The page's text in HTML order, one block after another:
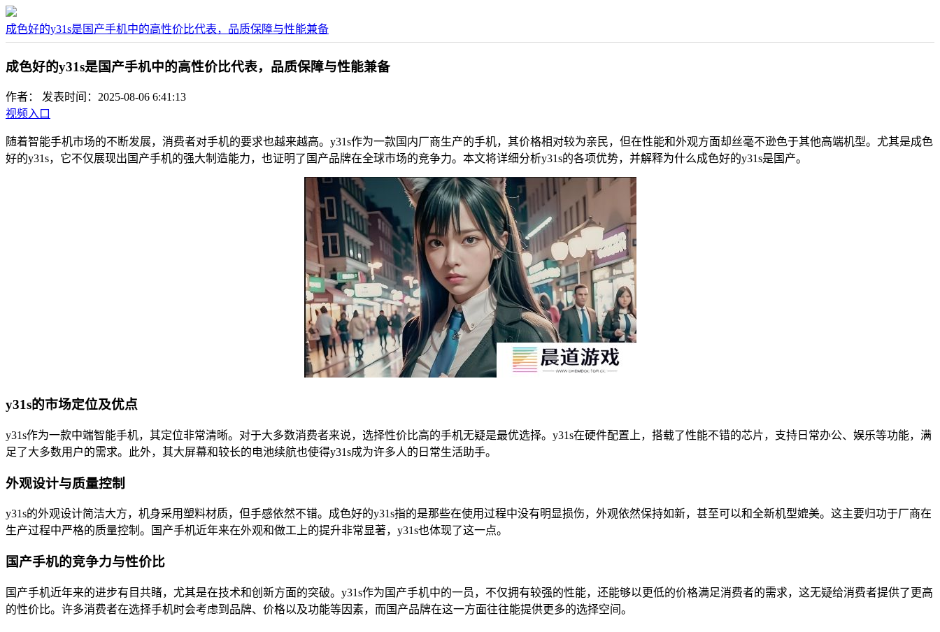
成色好的y31s是国产手机中的高性价比代表，品质保障与性能兼备
成色好的y31s是国产手机中的高性价比代表，品质保障与性能兼备
作者：
发表时间：2025-08-06 6:41:13
视频入口
随着智能手机市场的不断发展，消费者对手机的要求也越来越高。y31s作为一款国内厂商生产的手机，其价格相对较为亲民，但在性能和外观方面却丝毫不逊色于其他高端机型。尤其是成色
好的y31s，它不仅展现出国产手机的强大制造能力，也证明了国产品牌在全球市场的竞争力。本文将详细分析y31s的各项优势，并解释为什么成色好的y31s是国产。
y31s的市场定位及优点
y31s作为一款中端智能手机，其定位非常清晰。对于大多数消费者来说，选择性价比高的手机无疑是最优选择。y31s在硬件配置上，搭载了性能不错的芯片，支持日常办公、娱乐等功能，满
足了大多数用户的需求。此外，其大屏幕和较长的电池续航也使得y31s成为许多人的日常生活助手。
外观设计与质量控制
y31s的外观设计简洁大方，机身采用塑料材质，但手感依然不错。成色好的y31s指的是那些在使用过程中没有明显损伤，外观依然保持如新，甚至可以和全新机型媲美。这主要归功于厂商在
生产过程中严格的质量控制。国产手机近年来在外观和做工上的提升非常显著，y31s也体现了这一点。
国产手机的竞争力与性价比
国产手机近年来的进步有目共睹，尤其是在技术和创新方面的突破。y31s作为国产手机中的一员，不仅拥有较强的性能，还能够以更低的价格满足消费者的需求，这无疑给消费者提供了更高
的性价比。许多消费者在选择手机时会考虑到品牌、价格以及功能等因素，而国产品牌在这一方面往往能提供更多的选择空间。